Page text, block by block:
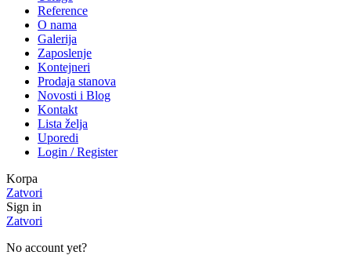
Reference
O nama
Galerija
Zaposlenje
Kontejneri
Prodaja stanova
Novosti i Blog
Kontakt
Lista želja
Uporedi
Login / Register
Korpa
Zatvori
Sign in
Zatvori
No account yet?